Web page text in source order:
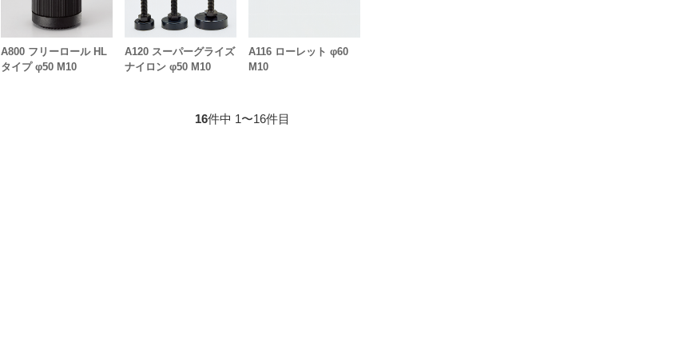
A800 フリーロール HL
タイプ φ50 M10
A120 スーパーグライズ
ナイロン φ50 M10
A116 ローレット φ60
M10
16件中 1〜16件目